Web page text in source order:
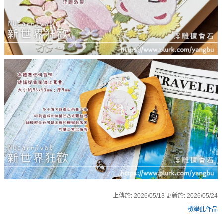
上傳於:2026/05/13 更新於:2026/05/24
檢舉此作品